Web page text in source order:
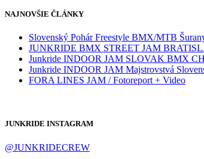
NAJNOVŠIE ČLÁNKY
Slovenský Pohár Freestyle BMX/MTB
JUNKRIDE BMX STREET JAM
Junkride INDOOR JAM SLOVAK BMX
Junkride INDOOR JAM Majstrovstvá
FORA LINES JAM / Fotoreport + Video
JUNKRIDE INSTAGRAM
@JUNKRIDECREW